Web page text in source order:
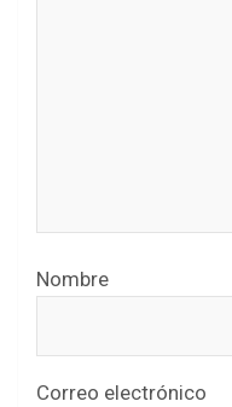
Nombre
Correo electrónico